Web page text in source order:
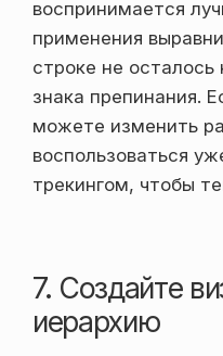
воспринимается
применения
строке не осталось
знака препинания.
можете изменить
воспользоваться
трекингом, чтобы
7. Создайте
иерархию